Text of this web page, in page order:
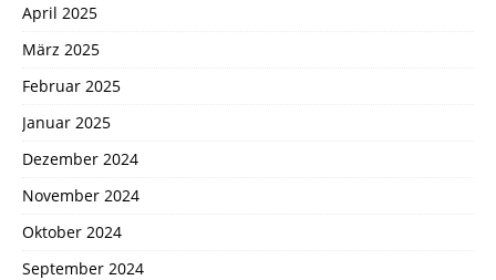
April 2025
März 2025
Februar 2025
Januar 2025
Dezember 2024
November 2024
Oktober 2024
September 2024